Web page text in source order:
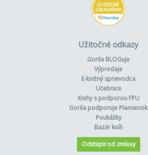
Užitočné odkazy
Gorila BLOGuje
Výpredaje
E-knižný sprievodca
Učebnice
Knihy s podporou FPU
Gorila podporuje Plamienok
Poukážky
Bazár kníh
Odstúpiť od zmluvy